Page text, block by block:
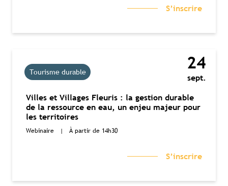
S’inscrire
Tourisme durable
24
sept.
Villes et Villages Fleuris : la gestion durable
de la ressource en eau, un enjeu majeur pour
les territoires
Webinaire | À partir de 14h30
S’inscrire